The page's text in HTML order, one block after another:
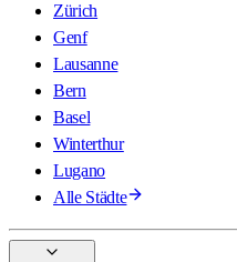
Zürich
Genf
Lausanne
Bern
Basel
Winterthur
Lugano
Alle Städte